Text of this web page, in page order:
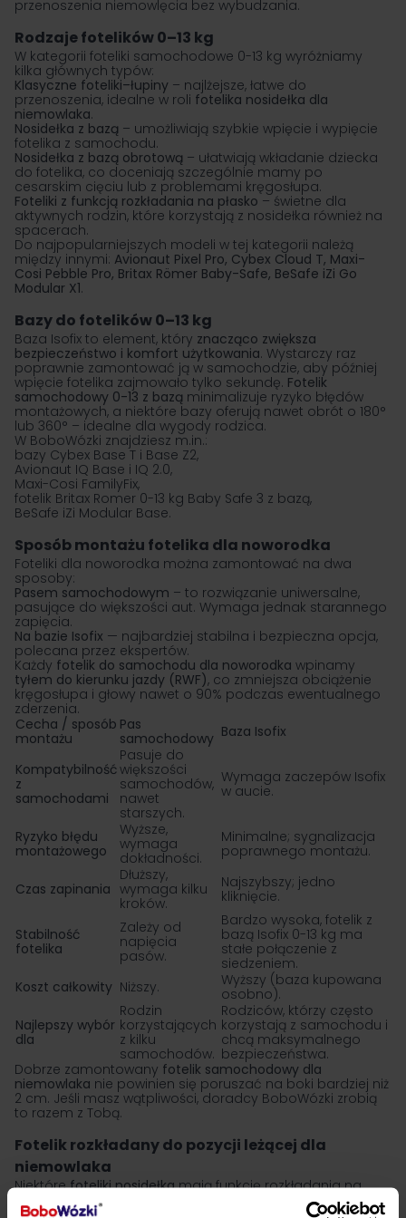
przenoszenia niemowlęcia bez wybudzania.
Rodzaje fotelików 0–13 kg
W kategorii foteliki samochodowe 0-13 kg wyróżniamy
kilka głównych typów:
Klasyczne foteliki–łupiny – najlżejsze, łatwe do
przenoszenia, idealne w roli fotelika nosidełka dla
niemowlaka.
Nosidełka z bazą – umożliwiają szybkie wpięcie i wypięcie
fotelika z samochodu.
Nosidełka z bazą obrotową – ułatwiają wkładanie dziecka
do fotelika, co doceniają szczególnie mamy po
cesarskim cięciu lub z problemami kręgosłupa.
Foteliki z funkcją rozkładania na płasko – świetne dla
aktywnych rodzin, które korzystają z nosidełka również na
spacerach.
Do najpopularniejszych modeli w tej kategorii należą
między innymi: Avionaut Pixel Pro, Cybex Cloud T, Maxi-
Cosi Pebble Pro, Britax Römer Baby-Safe, BeSafe iZi Go
Modular X1.
Bazy do fotelików 0–13 kg
Baza Isofix to element, który znacząco zwiększa
bezpieczeństwo i komfort użytkowania. Wystarczy raz
poprawnie zamontować ją w samochodzie, aby później
wpięcie fotelika zajmowało tylko sekundę. Fotelik
samochodowy 0-13 z bazą minimalizuje ryzyko błędów
montażowych, a niektóre bazy oferują nawet obrót o 180°
lub 360° – idealne dla wygody rodzica.
W BoboWózki znajdziesz m.in.:
bazy Cybex Base T i Base Z2,
Avionaut IQ Base i IQ 2.0,
Maxi-Cosi FamilyFix,
fotelik Britax Romer 0-13 kg Baby Safe 3 z bazą,
BeSafe iZi Modular Base.
Sposób montażu fotelika dla noworodka
Foteliki dla noworodka można zamontować na dwa
sposoby:
Pasem samochodowym – to rozwiązanie uniwersalne,
pasujące do większości aut. Wymaga jednak starannego
zapięcia.
Na bazie Isofix — najbardziej stabilna i bezpieczna opcja,
polecana przez ekspertów.
Każdy fotelik do samochodu dla noworodka wpinamy
tyłem do kierunku jazdy (RWF), co zmniejsza obciążenie
kręgosłupa i głowy nawet o 90% podczas ewentualnego
zderzenia.
Cecha / sposób
montażu
Pas
samochodowy Baza Isofix
Kompatybilność
z
samochodami
Pasuje do
większości
samochodów,
nawet
starszych.
Wymaga zaczepów Isofix
w aucie.
Ryzyko błędu
montażowego
Wyższe,
wymaga
dokładności.
Minimalne; sygnalizacja
poprawnego montażu.
Czas zapinania
Dłuższy,
wymaga kilku
kroków.
Najszybszy; jedno
kliknięcie.
Stabilność
fotelika
Zależy od
napięcia
pasów.
Bardzo wysoka, fotelik z
bazą Isofix 0-13 kg ma
stałe połączenie z
siedzeniem.
Koszt całkowity Niższy.
Wyższy (baza kupowana
osobno).
Najlepszy wybór
dla
Rodzin
korzystających
z kilku
samochodów.
Rodziców, którzy często
korzystają z samochodu i
chcą maksymalnego
bezpieczeństwa.
Dobrze zamontowany fotelik samochodowy dla
niemowlaka nie powinien się poruszać na boki bardziej niż
2 cm. Jeśli masz wątpliwości, doradcy BoboWózki zrobią
to razem z Tobą.
Fotelik rozkładany do pozycji leżącej dla
niemowlaka
Niektórefoteliki nosidełkamają funkcję rozkładania na
niemal płaską pozycję poza samochodem. To
rozwiązanie, które: